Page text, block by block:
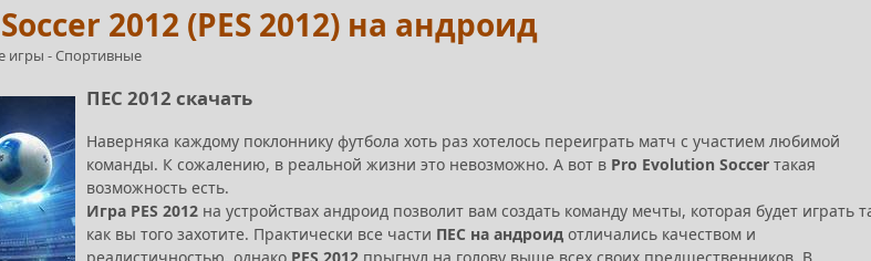
2012 (PES 2012) на андроид
игры -Спортивные
ПЕС 2012 скачать
Наверняка каждому поклоннику футбола хоть раз хотелось переиграть матч с участием любимой
команды. К сожалению, в реальной жизни это невозможно. А вот в Pro Evolution Soccer такая
возможность есть.
Игра PES 2012 на устройствах андроид позволит вам создать команду мечты, которая будет играть
как вы того захотите. Практически все части ПЕС на андроид отличались качеством и
реалистичностью, однако PES 2012 прыгнул на голову выше всех своих предшественников. В